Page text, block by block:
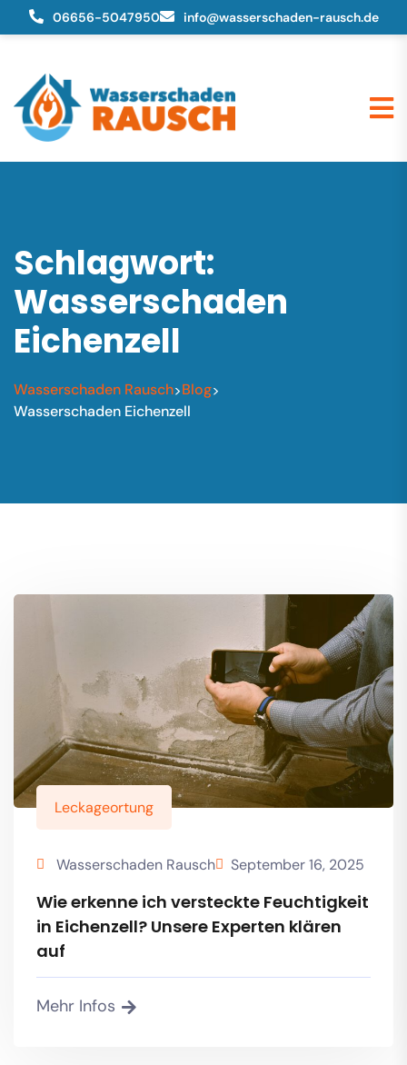
06656-5047950 info@wasserschaden-rausch.de
Schlagwort:
Wasserschaden
Eichenzell
Wasserschaden Rausch>Blog>
Wasserschaden Eichenzell
Leckageortung
Wasserschaden Rausch September 16, 2025
Wie erkenne ich versteckte Feuchtigkeit
in Eichenzell? Unsere Experten klären
auf
Mehr Infos